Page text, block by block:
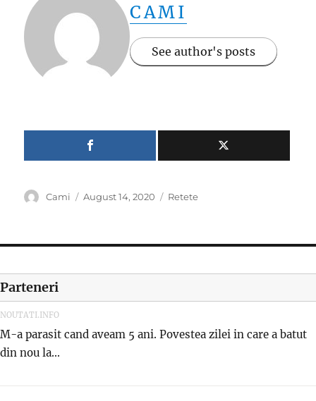
CAMI
See author's posts
Author
Cami
Posted
August 14, 2020 Categories
Retete
Parteneri
NOUTATI.INFO
M-a parasit cand aveam 5 ani. Povestea zilei in care a batut
din nou la...